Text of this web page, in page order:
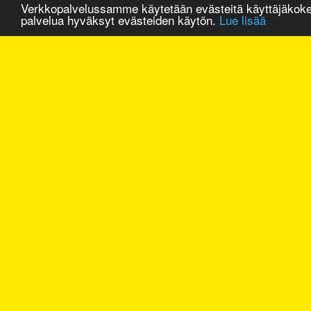
Verkkopalvelussamme käytetään evästeitä
palvelua hyväksyt evästeiden käytön. Lue lisää